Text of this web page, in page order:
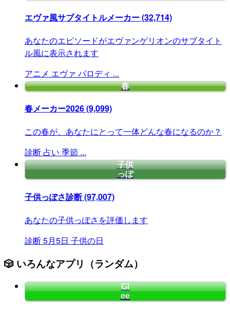
エヴァ風サブタイトルメーカー(32,714)
あなたのエピソードがエヴァンゲリオンのサブタイト
ル風に表示されます
アニメ エヴァ パロディ ...
春
春メーカー2026(9,099)
この春が、あなたにとって一体どんな春になるのか？
診断 占い 季節 ...
子供
っぽ
子供っぽさ診断(97,007)
あなたの子供っぽさを評価します
診断5月5日 子供の日
🎲 いろんなアプリ（ランダム）
Gl
ee